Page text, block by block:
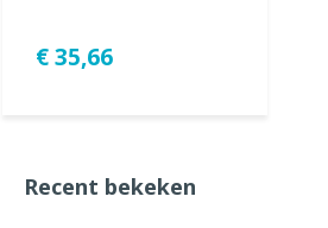
€ 35,66
Recent bekeken